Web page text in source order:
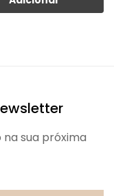
sua próxima